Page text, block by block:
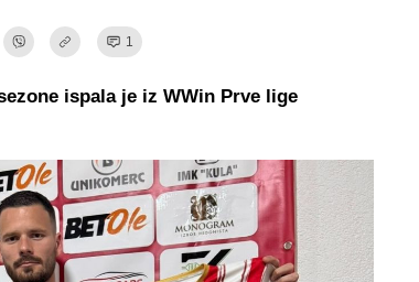
1
ispala je iz WWin Prve lige